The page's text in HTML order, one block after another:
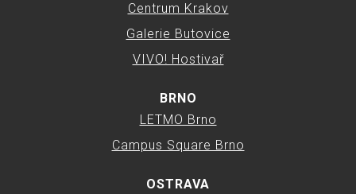
Centrum Krakov
Galerie Butovice
VIVO! Hostivař
BRNO
LETMO Brno
Campus Square Brno
OSTRAVA